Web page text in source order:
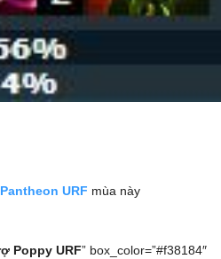
URF mùa này
Poppy URF” box_color=”#f38184″